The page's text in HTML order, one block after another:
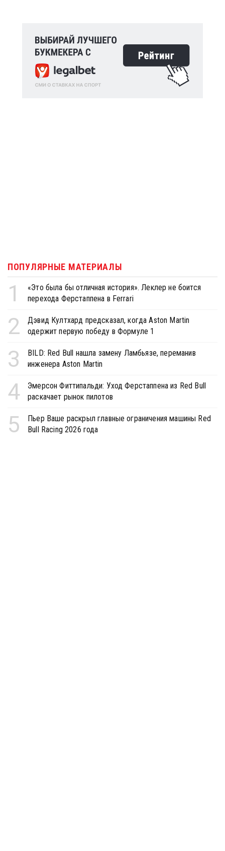
ПОПУЛЯРНЫЕ МАТЕРИАЛЫ
1
«Это была бы отличная история». Леклер не боится
перехода Ферстаппена в Ferrari
2
Дэвид Култхард предсказал, когда Aston Martin
одержит первую победу в Формуле 1
3
BILD: Red Bull нашла замену Ламбьязе, переманив
инженера Aston Martin
4
Эмерсон Фиттипальди: Уход Ферстаппена из Red Bull
раскачает рынок пилотов
5
Пьер Ваше раскрыл главные ограничения машины Red
Bull Racing 2026 года